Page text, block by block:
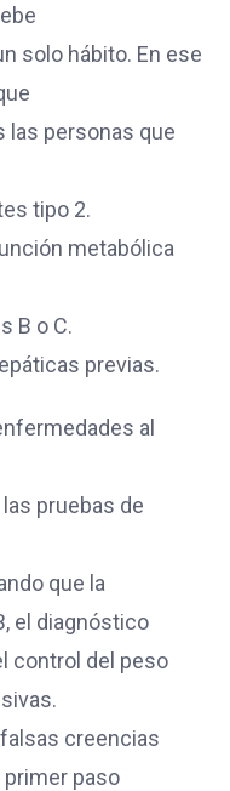
solo hábito. En ese
las personas que
tipo 2.
metabólica
B o C.
previas.
al
pruebas de
que la
el diagnóstico
control del peso
creencias
primer paso